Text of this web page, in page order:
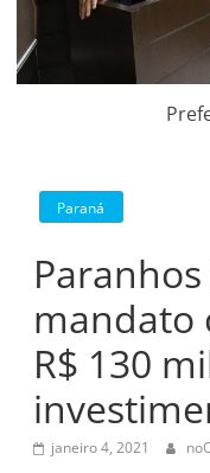
Paraná
mandato
R$ 130
janeiro 4, 2021